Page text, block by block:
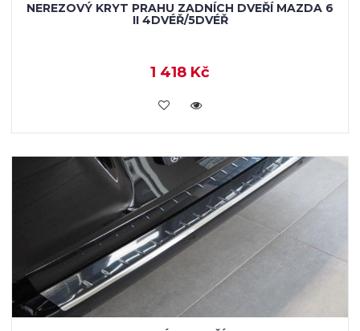
NEREZOVÝ KRYT PRAHU ZADNÍCH DVEŘÍ MAZDA 6
II 4DVÉŘ/5DVÉŘ
1 418 Kč
KOUPIT